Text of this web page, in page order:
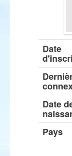
Date
Date
Pays